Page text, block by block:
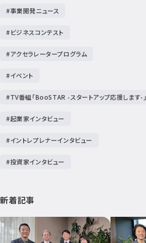
#事業開発ニュース
#ビジネスコンテスト
#アクセラレータープログラム
#イベント
#TV番組「BooSTAR -スタートアップ応援します-」
#起業家インタビュー
#イントレプレナーインタビュー
#投資家インタビュー
新着記事